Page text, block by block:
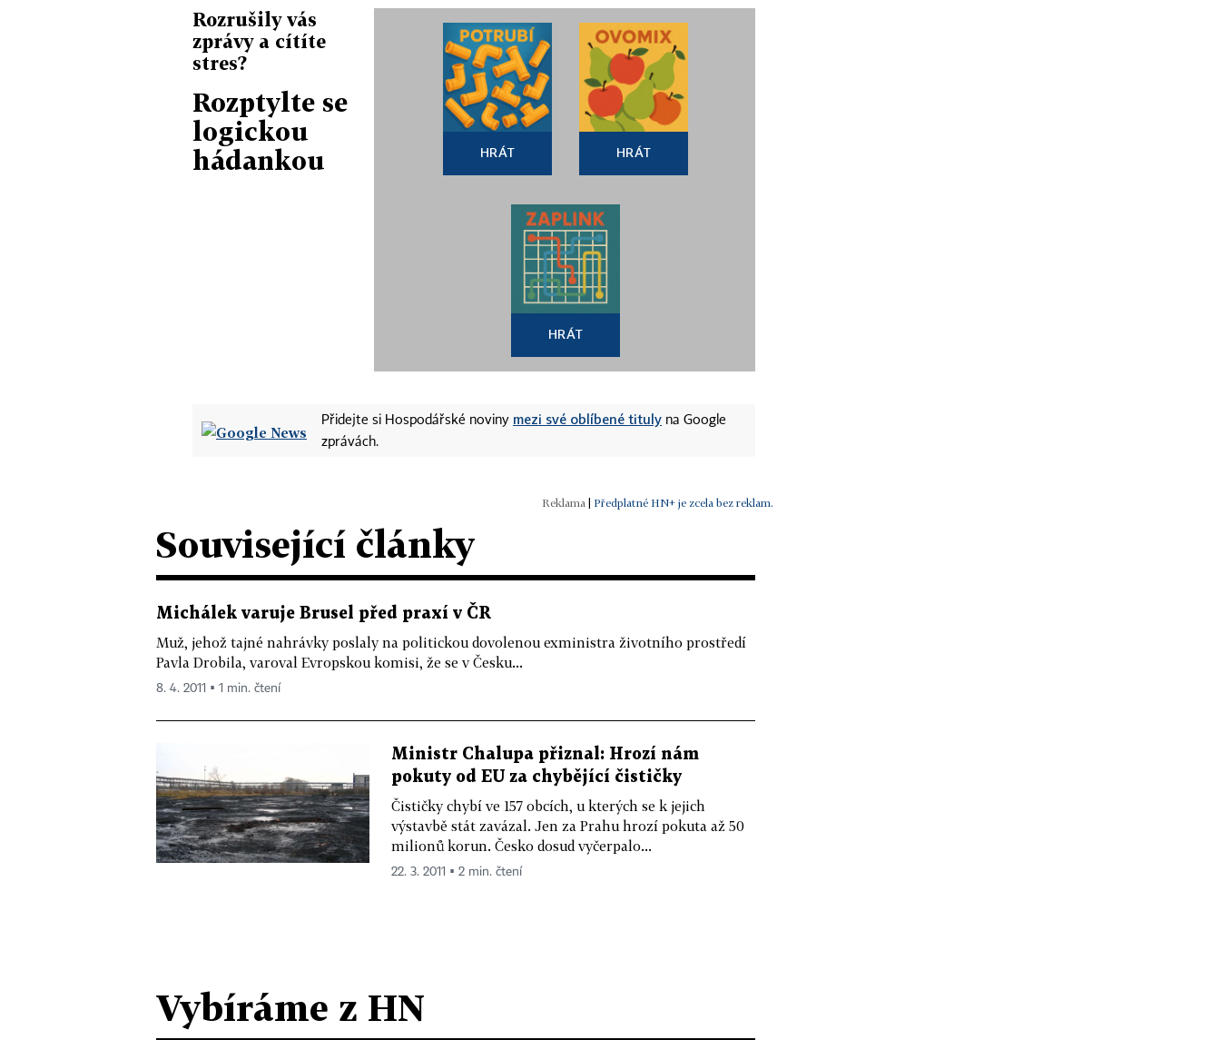
Rozrušily vás
zprávy a cítíte
stres?
Rozptylte se
logickou
hádankou
HRÁT HRÁT
HRÁT
Přidejte si Hospodářské noviny mezi své oblíbené tituly na Google
zprávách.
Předplatné HN+ je zcela bez reklam.
Související články
Michálek varuje Brusel před praxí v ČR
Muž, jehož tajné nahrávky poslaly na politickou dovolenou exministra životního prostředí
Pavla Drobila, varoval Evropskou komisi, že se v Česku...
8. 4. 2011 ▪ 1 min. čtení
Ministr Chalupa přiznal: Hrozí nám
pokuty od EU za chybějící čističky
Čističky chybí ve 157 obcích, u kterých se k jejich
výstavbě stát zavázal. Jen za Prahu hrozí pokuta až 50
milionů korun. Česko dosud vyčerpalo...
22. 3. 2011 ▪ 2 min. čtení
Vybíráme z HN